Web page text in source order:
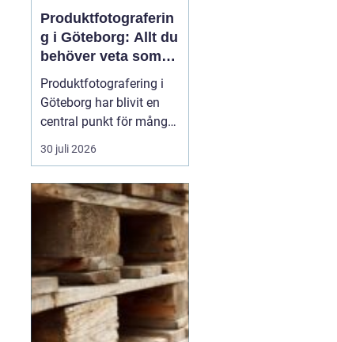
Produktfotograferin
g i Göteborg: Allt du
behöver veta som
företag
Produktfotografering i
Göteborg har blivit en
central punkt för många
företag som söker att
förhöja sina produkter
bilder. Oavsett om det
handlar om e-handel,
tryckmaterial eller digital
markna...
30 juli 2026